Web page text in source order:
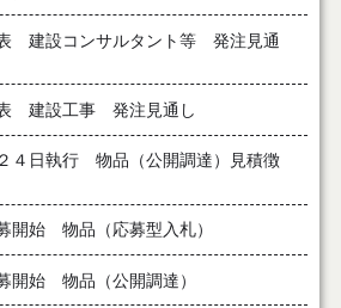
建設コンサルタント等 発注見通
表 建設工事 発注見通し
４日執行 物品（公開調達）見積徴
開始 物品（応募型入札）
開始 物品（公開調達）